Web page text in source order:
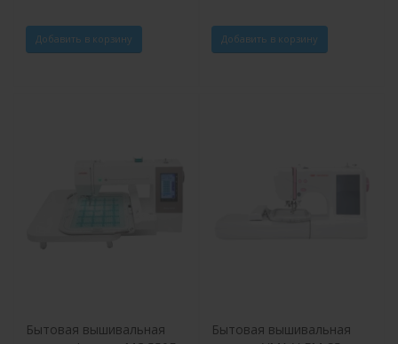
Добавить в корзину Добавить в корзину
Бытовая вышивальная
Бытовая вышивальная